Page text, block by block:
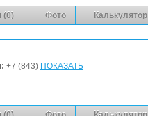
(0) Фото Калькулятор
+7 (843) ПОКАЗАТЬ